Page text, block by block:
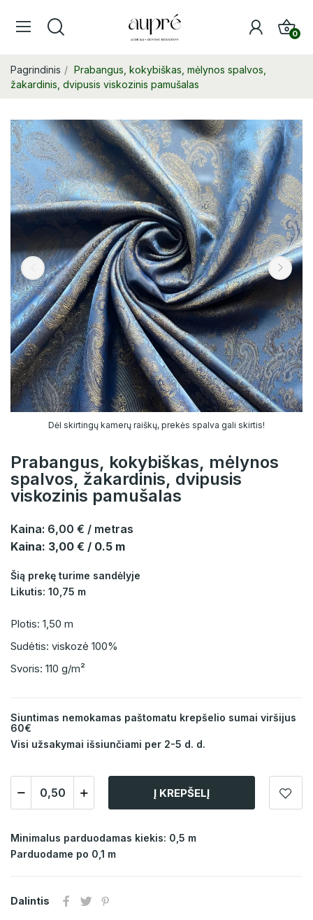
0
Pagrindinis
Prabangus, kokybiškas, mėlynos spalvos,
žakardinis, dvipusis viskozinis pamušalas
Dėl skirtingų kamerų raiškų, prekės spalva gali skirtis!
Prabangus, kokybiškas, mėlynos
spalvos, žakardinis, dvipusis
viskozinis pamušalas
Kaina: 6,00 € / metras
Kaina: 3,00 € / 0.5 m
Šią prekę turime sandėlyje
Likutis: 10,75 m
Plotis: 1,50 m
Sudėtis: viskozė 100%
Svoris: 110 g/m²
Siuntimas nemokamas paštomatu krepšelio sumai viršijus
60€
Visi užsakymai išsiunčiami per 2-5 d. d.
Į KREPŠELĮ
Minimalus parduodamas kiekis: 0,5 m
Parduodame po 0,1 m
Dalintis